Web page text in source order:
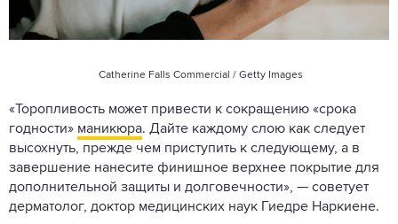
Catherine Falls Commercial / Getty Images
«Торопливость может привести к сокращению «срока
годности» маникюра. Дайте каждому слою как следует
высохнуть, прежде чем приступить к следующему, а в
завершение нанесите финишное верхнее покрытие для
дополнительной защиты и долговечности», — советует
дерматолог, доктор медицинских наук Гиедре Наркиене.